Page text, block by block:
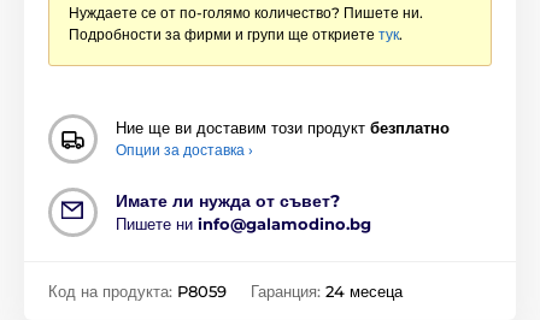
Нуждаете се от по-голямо количество? Пишете ни.
Подробности за фирми и групи ще откриете тук.
Ние ще ви доставим този продукт безплатно
Опции за доставка ›
Имате ли нужда от съвет?
Пишете ни info@galamodino.bg
Код на продукта: P8059 Гаранция: 24 месеца